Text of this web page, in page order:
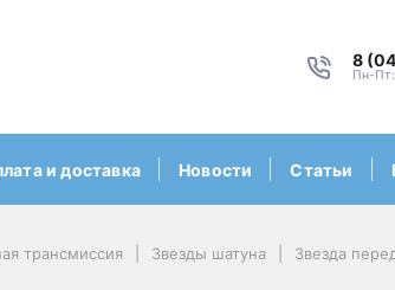
8
Пн-
и доставка Новости Статьи
трансмиссия Звезды шатуна Звезда